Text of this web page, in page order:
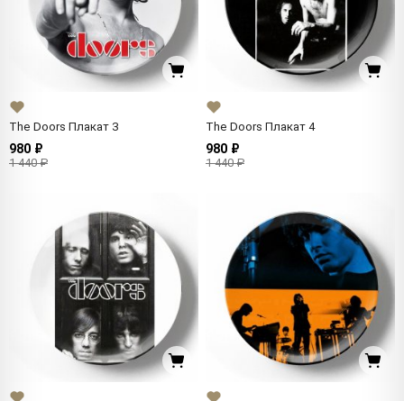
The Doors Плакат 3
980 ₽
1 440 ₽
The Doors Плакат 4
980 ₽
1 440 ₽